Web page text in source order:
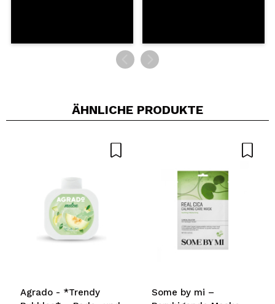
ÄHNLICHE PRODUKTE
Agrado - *Trendy
Some by mi –